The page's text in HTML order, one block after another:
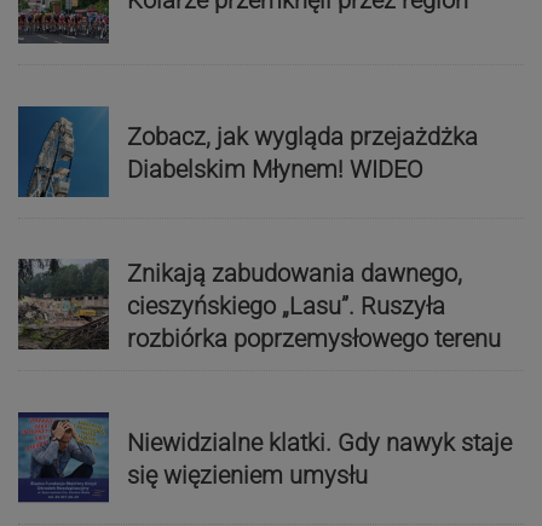
Zobacz, jak wygląda przejażdżka
Diabelskim Młynem! WIDEO
Znikają zabudowania dawnego,
cieszyńskiego „Lasu”. Ruszyła
rozbiórka poprzemysłowego terenu
Niewidzialne klatki. Gdy nawyk staje
się więzieniem umysłu